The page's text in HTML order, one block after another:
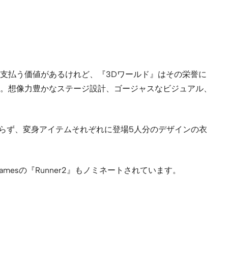
払う価値があるけれど、『3Dワールド』はその栄誉に
像力豊かなステージ設計、ゴージャスなビジュアル、
ず、変身アイテムそれぞれに登場5人分のデザインの衣
の『Runner2』もノミネートされています。